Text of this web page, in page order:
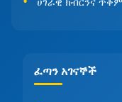
ፈጣን አገናኞች